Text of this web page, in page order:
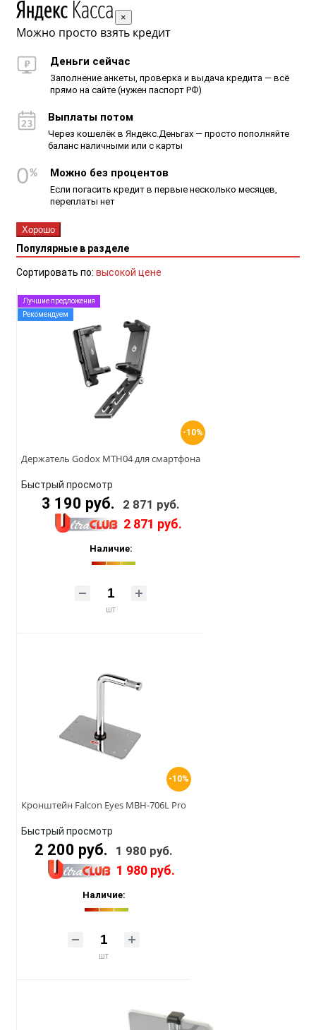
×
Можно просто взять кредит
Деньги сейчас
Заполнение анкеты, проверка и выдача кредита — всё
прямо на сайте (нужен паспорт РФ)
Выплаты потом
Через кошелёк в Яндекс.Деньгах — просто пополняйте
баланс наличными или с карты
Можно без процентов
Если погасить кредит в первые несколько месяцев,
переплаты нет
Хорошо
Популярные в разделе
Сортировать по: высокой цене
-10%
Лучшие предложения
Рекомендуем
Держатель Godox MTH04 для смартфона
Быстрый просмотр
3 190 руб. 2 871 руб.
2 871 руб.
Наличие:
шт
-10%
Кронштейн Falcon Eyes MBH-706L Pro
Быстрый просмотр
2 200 руб. 1 980 руб.
1 980 руб.
Наличие:
шт